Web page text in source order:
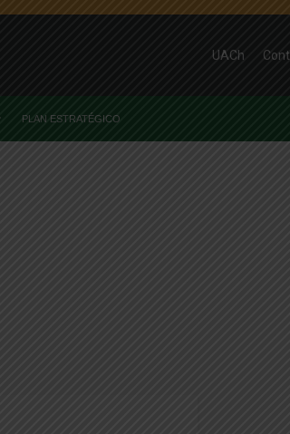
UACh
PLAN ESTRATÉGICO